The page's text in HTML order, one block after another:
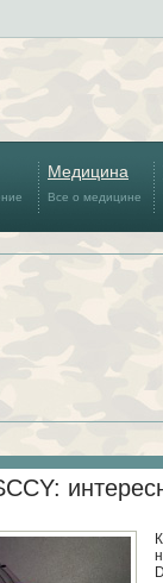
Медицина
Все о медицине